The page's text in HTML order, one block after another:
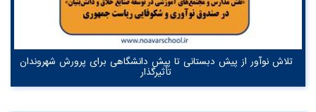
تلاش نوآور از پیش دبستانی تا پیش دانشگاهی برای پرورش شهروندان
تأثیرگذار